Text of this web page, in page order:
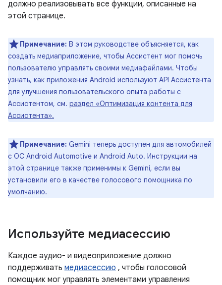
должно реализовывать все функции, описанные на
этой странице.
Примечание: В этом руководстве объясняется, как
создать медиаприложение, чтобы Ассистент мог помочь
пользователю управлять своими медиафайлами. Чтобы
узнать, как приложения Android используют API Ассистента
для улучшения пользовательского опыта работы с
Ассистентом, см. раздел «Оптимизация контента для
Ассистента».
Примечание: Gemini теперь доступен для автомобилей
с ОС Android Automotive и Android Auto. Инструкции на
этой странице также применимы к Gemini, если вы
установили его в качестве голосового помощника по
умолчанию.
Используйте медиасессию
Каждое аудио- и видеоприложение должно
поддерживать медиасессию , чтобы голосовой
помощник мог управлять элементами управления